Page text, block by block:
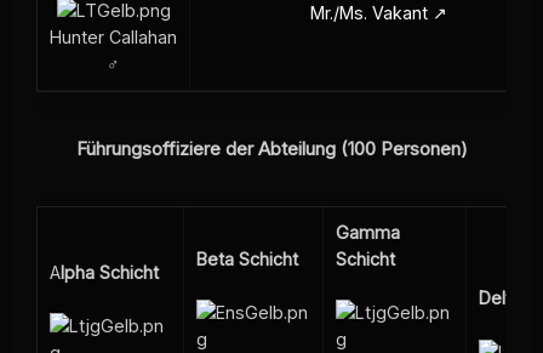
Hunter Callahan
♂
Mr./Ms. Vakant
Führungsoffiziere der Abteilung (100 Personen)
Alpha Schicht
Beta Schicht
Gamma
Schicht
Delta